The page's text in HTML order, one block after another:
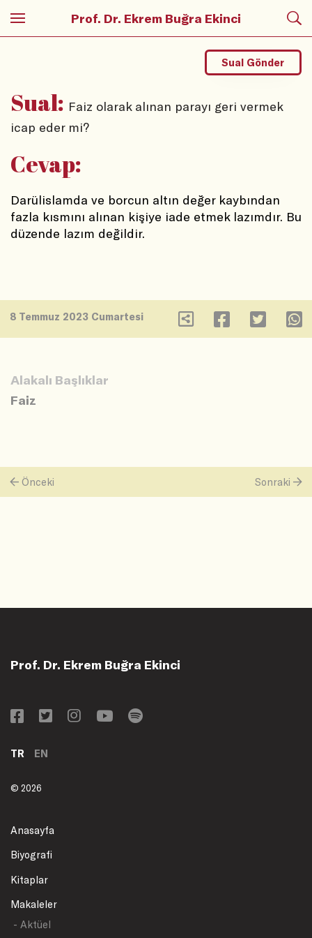
Prof. Dr. Ekrem Buğra Ekinci
Sual: Faiz olarak alınan parayı geri vermek
icap eder mi?
Sual Gönder
Cevap:
Darülislamda ve borcun altın değer kaybından
fazla kısmını alınan kişiye iade etmek lazımdır. Bu
düzende lazım değildir.
8 Temmuz 2023 Cumartesi
Alakalı Başlıklar
Faiz
Önceki Sonraki
Prof. Dr. Ekrem Buğra Ekinci
TR EN
© 2026
Anasayfa
Biyografi
Kitaplar
Makaleler
- Aktüel